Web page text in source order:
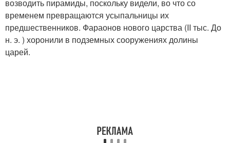
возводить пирамиды, поскольку видели, во что со
временем превращаются усыпальницы их
предшественников. Фараонов нового царства (II тыс. До
н. э. ) хоронили в подземных сооружениях долины
царей.